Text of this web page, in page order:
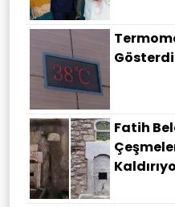
Gösterdi
Fatih